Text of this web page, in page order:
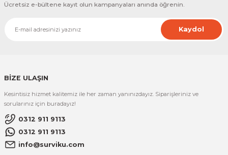
Ücretsiz e-bültene kayıt olun kampanyaları anında öğrenin.
Kaydol
BİZE ULAŞIN
Kesintisiz hizmet kalitemiz ile her zaman yanınızdayız. Siparişleriniz ve
sorularınız için buradayız!
0312 911 9113
0312 911 9113
info@surviku.com